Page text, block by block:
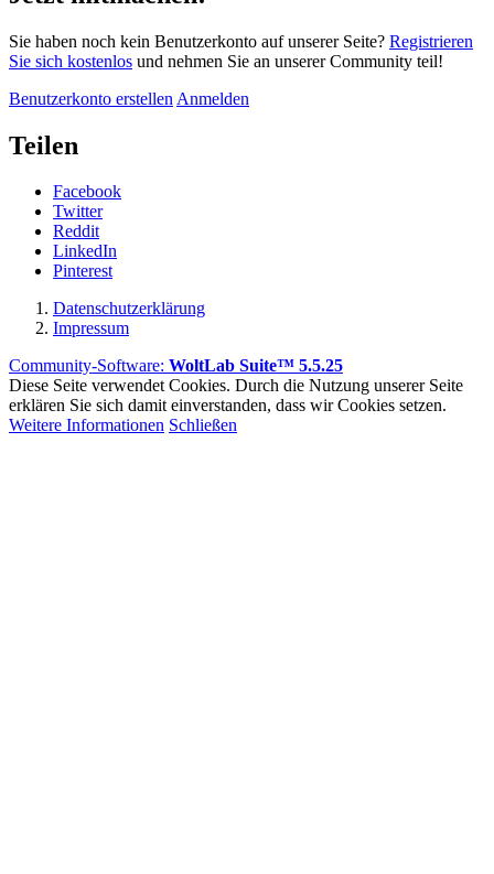
Sie haben noch kein Benutzerkonto auf unserer Seite? Registrieren
Sie sich kostenlos und nehmen Sie an unserer Community teil!
Benutzerkonto erstellen Anmelden
Teilen
Facebook
Twitter
Reddit
LinkedIn
Pinterest
Datenschutzerklärung
Impressum
Community-Software: WoltLab Suite™ 5.5.25
Diese Seite verwendet Cookies. Durch die Nutzung unserer Seite
erklären Sie sich damit einverstanden, dass wir Cookies setzen.
Weitere Informationen Schließen